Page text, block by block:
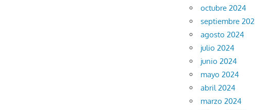
octubre 2024
septiembre
agosto 2024
julio 2024
junio 2024
mayo 2024
abril 2024
marzo 2024